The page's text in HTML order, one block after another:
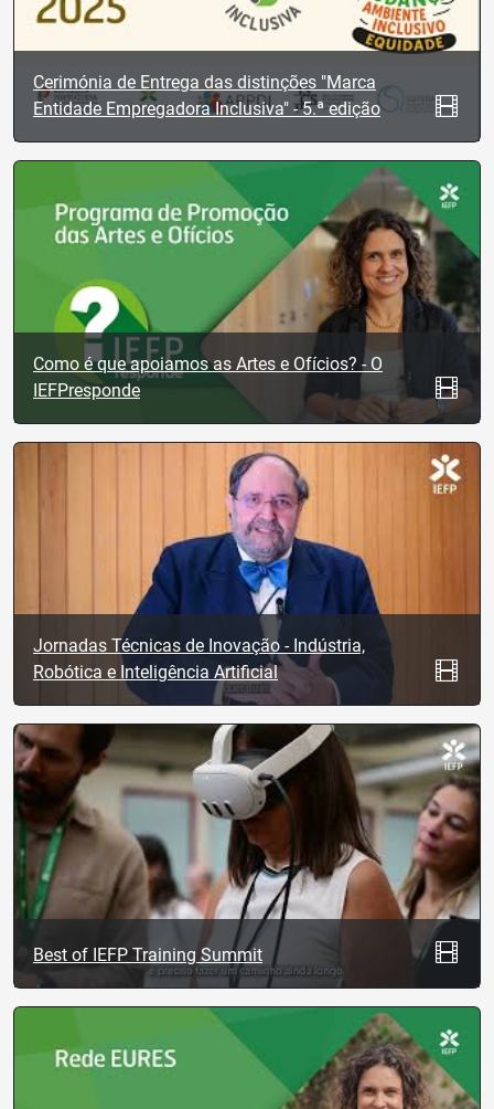
Cerimónia de Entrega das distinções "Marca
Entidade Empregadora Inclusiva" - 5.ª edição
Como é que apoiamos as Artes e Ofícios? - O
IEFPresponde
Jornadas Técnicas de Inovação - Indústria,
Robótica e Inteligência Artificial
Best of IEFP Training Summit